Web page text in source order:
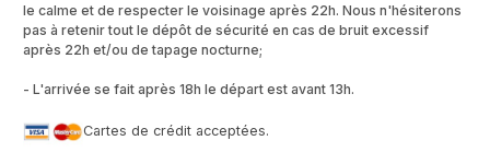
le calme et de respecter le voisinage après 22h. Nous n'hésiterons
pas à retenir tout le dépôt de sécurité en cas de bruit excessif
après 22h et/ou de tapage nocturne;
- L'arrivée se fait après 18h le départ est avant 13h.
Cartes de crédit acceptées.